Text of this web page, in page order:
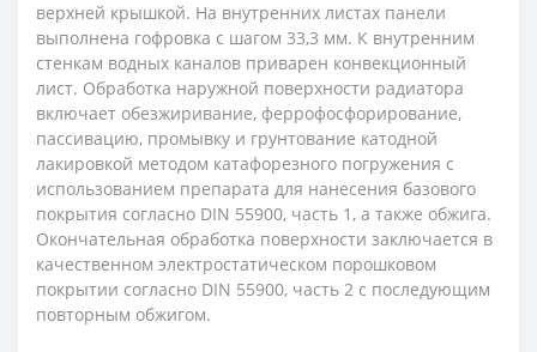
верхней крышкой. На внутренних листах панели
выполнена гофровка с шагом 33,3 мм. К внутренним
стенкам водных каналов приварен конвекционный
лист. Обработка наружной поверхности радиатора
включает обезжиривание, феррофосфорирование,
пассивацию, промывку и грунтование катодной
лакировкой методом катафорезного погружения с
использованием препарата для нанесения базового
покрытия согласно DIN 55900, часть 1, а также обжига.
Окончательная обработка поверхности заключается в
качественном электростатическом порошковом
покрытии согласно DIN 55900, часть 2 с последующим
повторным обжигом.